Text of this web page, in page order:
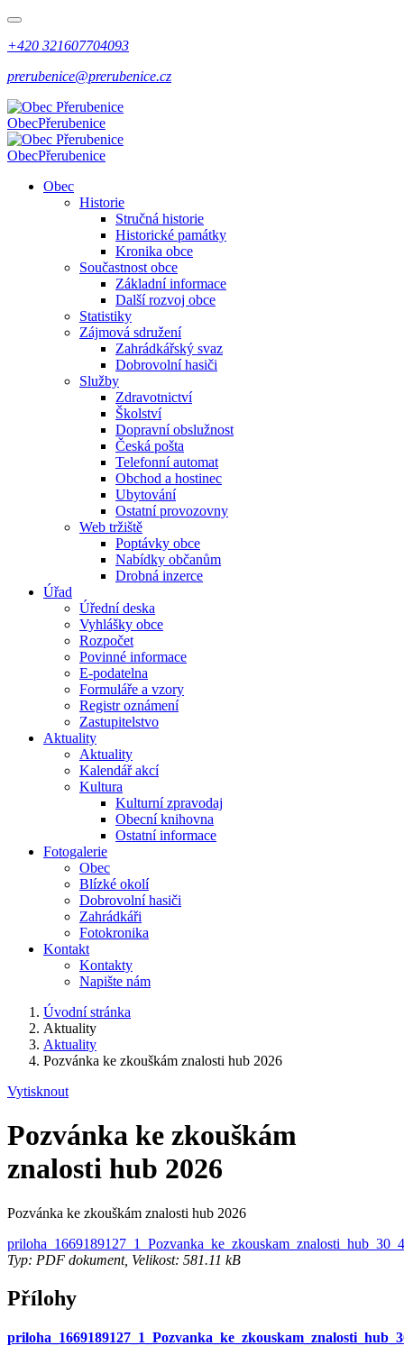
+420 321607704093
prerubenice@prerubenice.cz
ObecPřerubenice
ObecPřerubenice
Obec
Historie
Stručná historie
Historické památky
Kronika obce
Součastnost obce
Základní informace
Další rozvoj obce
Statistiky
Zájmová sdružení
Zahrádkářský svaz
Dobrovolní hasiči
Služby
Zdravotnictví
Školství
Dopravní obslužnost
Česká pošta
Telefonní automat
Obchod a hostinec
Ubytování
Ostatní provozovny
Web tržiště
Poptávky obce
Nabídky občanům
Drobná inzerce
Úřad
Úřední deska
Vyhlášky obce
Rozpočet
Povinné informace
E-podatelna
Formuláře a vzory
Registr oznámení
Zastupitelstvo
Aktuality
Aktuality
Kalendář akcí
Kultura
Kulturní zpravodaj
Obecní knihovna
Ostatní informace
Fotogalerie
Obec
Blízké okolí
Dobrovolní hasiči
Zahrádkáři
Fotokronika
Kontakt
Kontakty
Napište nám
Úvodní stránka
Aktuality
Aktuality
Pozvánka ke zkouškám znalosti hub 2026
Vytisknout
Pozvánka ke zkouškám
znalosti hub 2026
Pozvánka ke zkouškám znalosti hub 2026
Typ: PDF dokument, Velikost: 581.11 kB
Přílohy